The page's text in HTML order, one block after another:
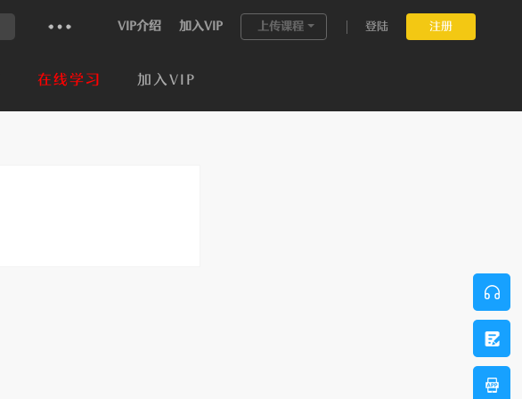
VIP介绍 加入VIP 上传课程 登陆 注册
在线学习 加入VIP